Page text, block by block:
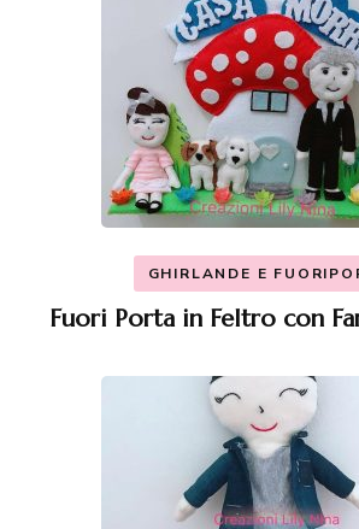
GHIRLANDE E
Fuori Porta in Feltro con